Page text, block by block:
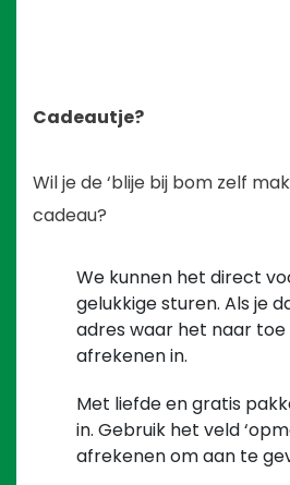
Cadeautje?
Wil je de ‘blije bij bom zelf
cadeau?
We kunnen het direct
gelukkige sturen. Als je
adres waar het naar
afrekenen in.
Met liefde en gratis
in. Gebruik het veld
afrekenen om aan te